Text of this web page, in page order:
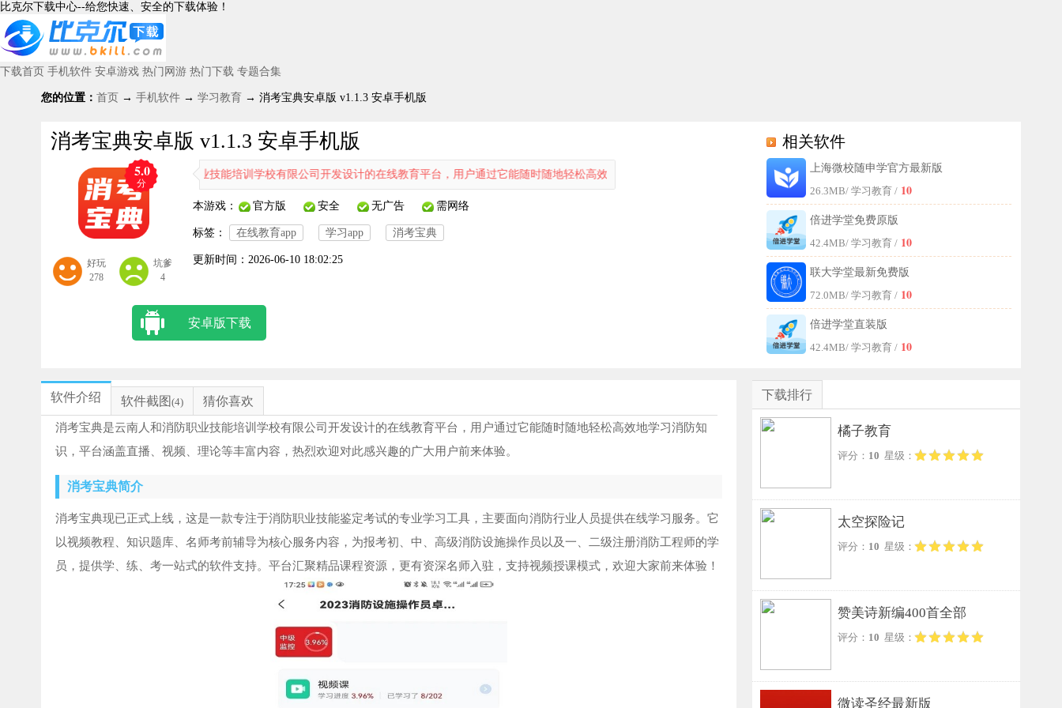
比克尔下载中心--给您快速、安全的下载体验！
下载首页 手机软件 安卓游戏 热门网游 热门下载 专题合集
您的位置： 首页 → 手机软件 → 学习教育 → 消考宝典安卓版 v1.1.3 安卓手机版
消考宝典安卓版 v1.1.3 安卓手机版
5.0
分
好玩
278
坑爹
4
消考宝典是云南人和消防职业技能培训学校有限公司开发设计的在线教育平台，用户通过它能随时随地轻松高效地学习消防知识，平台涵盖直播、视频、理论等丰富内容，热烈欢迎对此感兴趣的广大用户前来体验。
本游戏： 官方版 安全 无广告 需网络
标签： 在线教育app 学习app 消考宝典
更新时间： 2026-06-10 18:02:25
安卓版下载
相关软件
上海微校随申学官方最新版
26.3MB/ 学习教育 / 10
倍进学堂免费原版
42.4MB/ 学习教育 / 10
联大学堂最新免费版
72.0MB/ 学习教育 / 10
倍进学堂直装版
42.4MB/ 学习教育 / 10
软件介绍 软件截图 (4) 猜你喜欢
消考宝典是云南人和消防职业技能培训学校有限公司开发设计的在线教育平台，用户通过它能随时随地轻松高效地学习消防知
识，平台涵盖直播、视频、理论等丰富内容，热烈欢迎对此感兴趣的广大用户前来体验。
消考宝典简介
消考宝典现已正式上线，这是一款专注于消防职业技能鉴定考试的专业学习工具，主要面向消防行业人员提供在线学习服务。它
以视频教程、知识题库、名师考前辅导为核心服务内容，为报考初、中、高级消防设施操作员以及一、二级注册消防工程师的学
员，提供学、练、考一站式的软件支持。平台汇聚精品课程资源，更有资深名师入驻，支持视频授课模式，欢迎大家前来体验！
下载排行
橘子教育
评分： 10 星级：
太空探险记
评分： 10 星级：
赞美诗新编400首全部
评分： 10 星级：
微读圣经最新版